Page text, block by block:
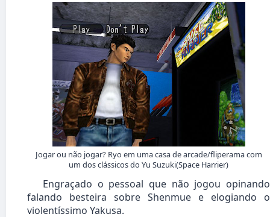
Jogar ou não jogar? Ryo em uma casa de arcade/fliperama com
um dos clássicos do Yu Suzuki(Space Harrier)
Engraçado o pessoal que não jogou opinando
falando besteira sobre Shenmue e elogiando o
violentíssimo Yakusa.